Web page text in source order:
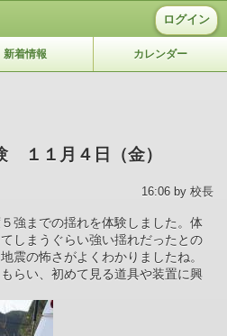
ログイン
新着情報 カレンダー
１１月４日（金）
16:06 by 校長
強までの揺れを体験しました。体
しまうぐらい強い揺れだったとの
震の怖さがよくわかりましたね。
らい、初めて見る道具や装置に興